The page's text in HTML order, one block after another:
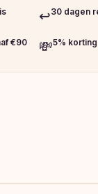
↩️30 dagen
€90 💸5%